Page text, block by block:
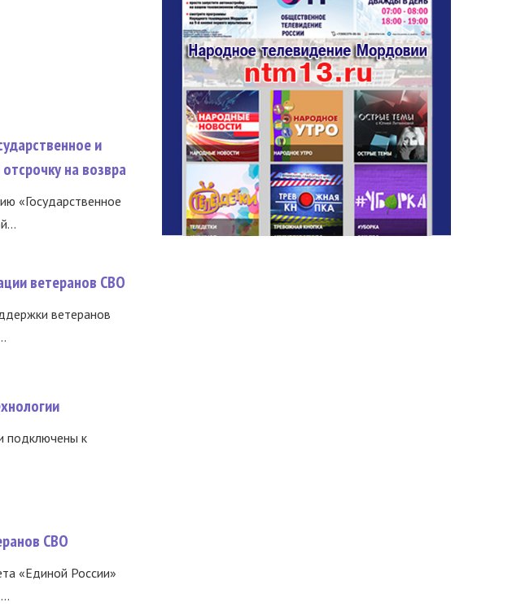
и
на возвра
«Государственное
ветеранов СВО
ветеранов
подключены к
СВО
«Единой России»